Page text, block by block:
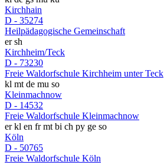
Kirchhain
D - 35274
Heilpädagogische Gemeinschaft
er sh
Kirchheim/Teck
D - 73230
Freie Waldorfschule Kirchheim unter Teck
kl mt de mu so
Kleinmachnow
D - 14532
Freie Waldorfschule Kleinmachnow
er kl en fr mt bi ch py ge so
Köln
D - 50765
Freie Waldorfschule Köln